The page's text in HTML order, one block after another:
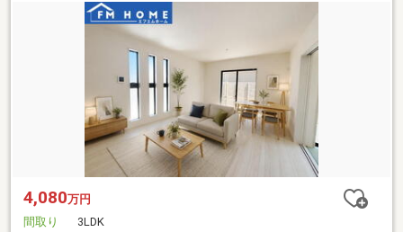
4,080万円
間取り
3LDK